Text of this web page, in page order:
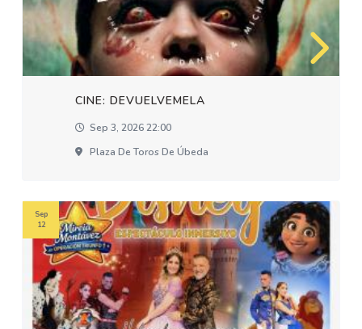
CINE: DEVUELVEMELA
Sep 3, 2026 22:00
Plaza De Toros De Úbeda
Sep
12